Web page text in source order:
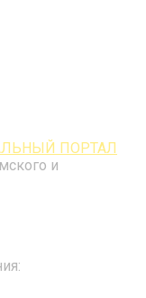
ПОРТАЛ
и